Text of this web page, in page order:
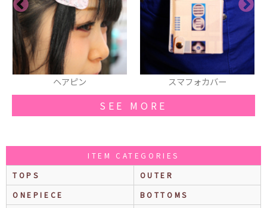
スマフォカバー カットソー
SEE MORE
ITEM CATEGORIES
TOPS
OUTER
ONEPIECE
BOTTOMS